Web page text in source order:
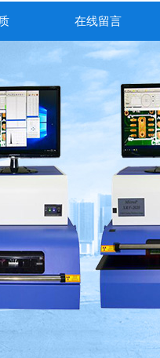
在线留言